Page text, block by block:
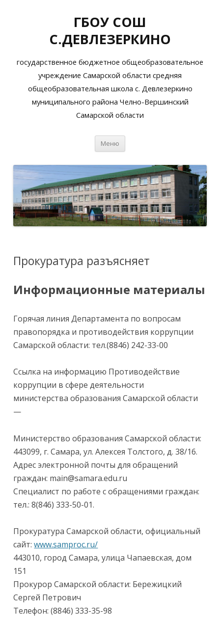
ГБОУ СОШ
С.ДЕВЛЕЗЕРКИНО
государственное бюджетное общеобразовательное
учреждение Самарской области средняя
общеобразовательная школа с. Девлезеркино
муниципального района Челно-Вершинский
Самарской области
Меню
Прокуратура разъясняет
Информационные материалы
Горячая линия Департамента по вопросам
правопорядка и противодействия коррупции
Самарской области: тел.(8846) 242-33-00
Ссылка на информацию Противодействие
коррупции в сфере деятельности
министерства образования Самарской области
—
Министерство образования Самарской области:
443099, г. Самара, ул. Алексея Толстого, д. 38/16.
Адрес электронной почты для обращений
граждан: main@samara.edu.ru
Специалист по работе с обращениями граждан:
тел.: 8(846) 333-50-01.
Прокуратура Самарской области, официальный
сайт:www.samproc.ru/
443010, город Самара, улица Чапаевская, дом
151
Прокурор Самарской области: Бережицкий
Сергей Петрович
Телефон: (8846) 333-35-98